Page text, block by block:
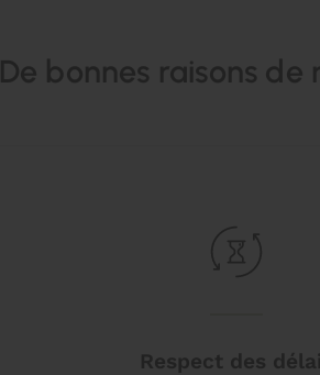
De bonnes raisons de
Respect des